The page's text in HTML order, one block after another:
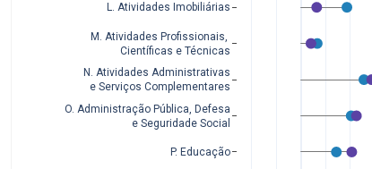
P. Educação
O. Administração Pública, Defesa
e Seguridade Social
N. Atividades Administrativas
e Serviços Complementares
M. Atividades Profissionais,
Científicas e Técnicas
L. Atividades Imobiliárias